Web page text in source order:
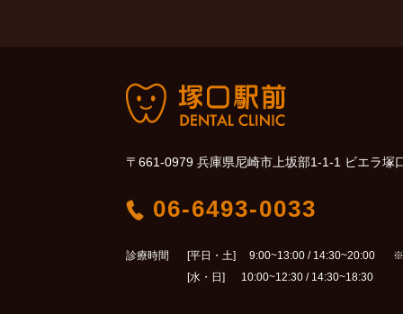
〒661-0979 兵庫県尼崎市上坂部1-1-1 ビエラ塚
06-6493-0033
診療時間
[平日・土] 9:00~13:00 / 14:30~20:00
[水・日] 10:00~12:30 / 14:30~18:30
※